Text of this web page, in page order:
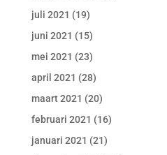
juli 2021 (19)
juni 2021 (15)
mei 2021 (23)
april 2021 (28)
maart 2021 (20)
februari 2021 (16)
januari 2021 (21)